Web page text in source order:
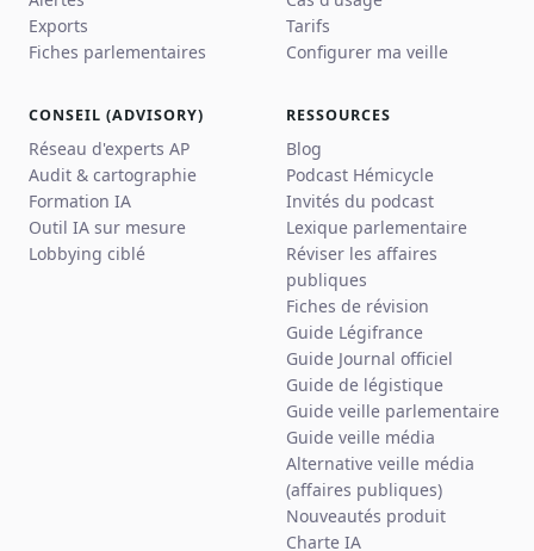
Exports
Fiches parlementaires
Tarifs
Configurer ma veille
CONSEIL (ADVISORY)
Réseau d'experts AP
Audit & cartographie
Formation IA
Outil IA sur mesure
Lobbying ciblé
RESSOURCES
Blog
Podcast Hémicycle
Invités du podcast
Lexique parlementaire
Réviser les affaires
publiques
Fiches de révision
Guide Légifrance
Guide Journal officiel
Guide de légistique
Guide veille parlementaire
Guide veille média
Alternative veille média
(affaires publiques)
Nouveautés produit
Charte IA